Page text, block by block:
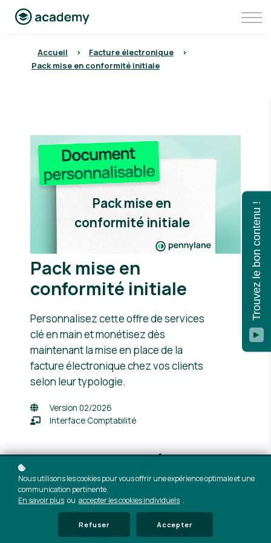
Aller sur Pennylane
Se connecter à Pennylane Academy
Accueil > Facture électronique
>
Pack mise en conformité initiale
Pack mise en
conformité initiale
Pack mise en
conformité initiale
Personnalisez cette offre de services
clé en main et monétisez dès
maintenant la mise en place de la
facture électronique chez vos clients
selon leur typologie.
Version 02/2026
Interface Comptabilité
Nous utilisons les cookies pour vous offrir une expérience optimale et une
communication pertinente.
En savoir plus ou accepter les cookies individuels .
Refuser Accepter
Trouvez le bon contenu !